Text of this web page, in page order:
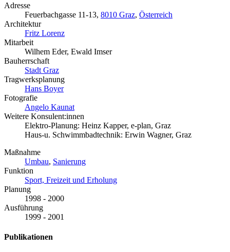
Adresse
Feuerbachgasse 11-13, 8010 Graz, Österreich
Architektur
Fritz Lorenz
Mitarbeit
Wilhem Eder, Ewald Imser
Bauherrschaft
Stadt Graz
Tragwerksplanung
Hans Boyer
Fotografie
Angelo Kaunat
Weitere Konsulent:innen
Elektro-Planung: Heinz Kapper, e-plan, Graz
Haus-u. Schwimmbadtechnik: Erwin Wagner, Graz
Maßnahme
Umbau, Sanierung
Funktion
Sport, Freizeit und Erholung
Planung
1998 - 2000
Ausführung
1999 - 2001
Publikationen